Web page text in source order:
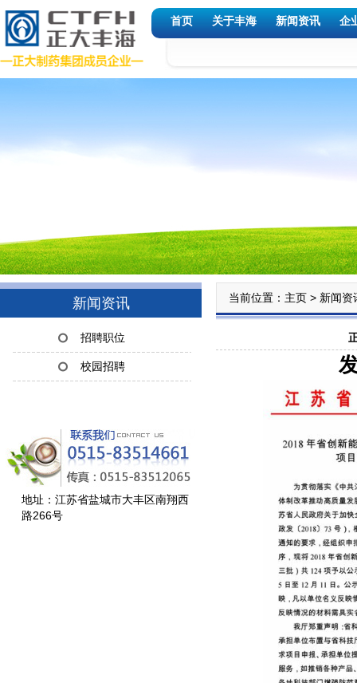
首页 关于丰海 新闻资讯 企
新闻资讯
招聘职位
校园招聘
地址：江苏省盐城市大丰区南翔西
路266号
当前位置： 主页 > 新闻资